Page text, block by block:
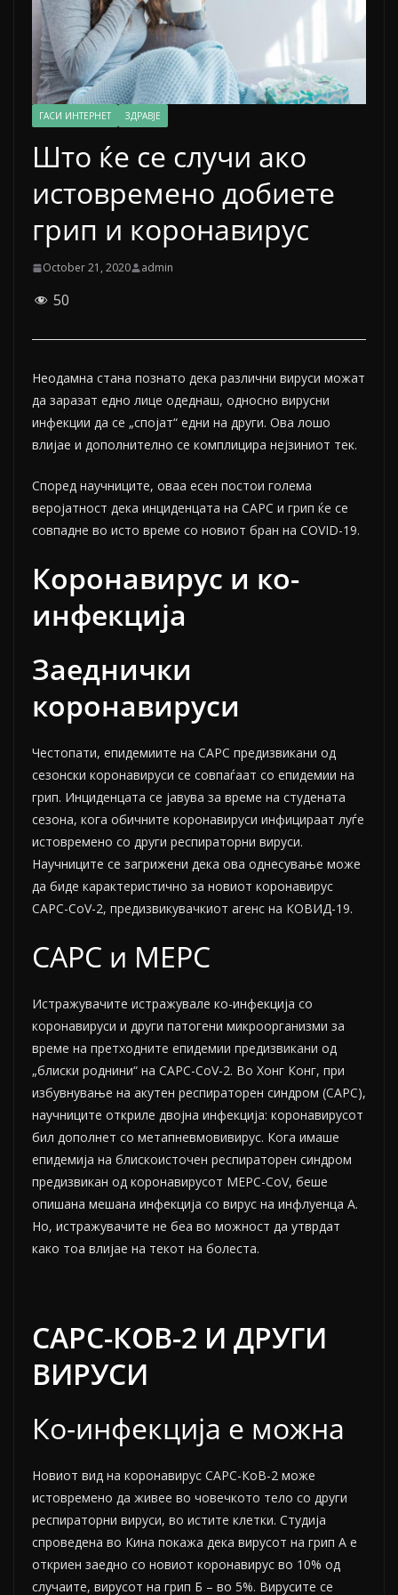
ГАСИ ИНТЕРНЕТ ЗДРАВЈЕ
Што ќе се случи ако
истовремено добиете
грип и коронавирус
October 21, 2020 admin
50
Неодамна стана познато дека различни вируси можат
да заразат едно лице одеднаш, односно вирусни
инфекции да се „спојат“ едни на други. Ова лошо
влијае и дополнително се комплицира нејзиниот тек.
Според научниците, оваа есен постои голема
веројатност дека инциденцата на САРС и грип ќе се
совпадне во исто време со новиот бран на COVID-19.
Коронавирус и ко-
инфекција
Заеднички
коронавируси
Честопати, епидемиите на САРС предизвикани од
сезонски коронавируси се совпаѓаат со епидемии на
грип. Инциденцата се јавува за време на студената
сезона, кога обичните коронавируси инфицираат луѓе
истовремено со други респираторни вируси.
Научниците се загрижени дека ова однесување може
да биде карактеристично за новиот коронавирус
САРС-CoV-2, предизвикувачкиот агенс на КОВИД-19.
САРС и МЕРС
Истражувачите истражувале ко-инфекција со
коронавируси и други патогени микроорганизми за
време на претходните епидемии предизвикани од
„блиски роднини“ на САРС-CoV-2. Во Хонг Конг, при
избувнување на акутен респираторен синдром (САРС),
научниците откриле двојна инфекција: коронавирусот
бил дополнет со метапневмовивирус. Кога имаше
епидемија на блискоисточен респираторен синдром
предизвикан од коронавирусот МЕРС-CoV, беше
опишана мешана инфекција со вирус на инфлуенца А.
Но, истражувачите не беа во можност да утврдат
како тоа влијае на текот на болеста.
САРС-КОВ-2 И ДРУГИ
ВИРУСИ
Ко-инфекција е можна
Новиот вид на коронавирус САРС-КоВ-2 може
истовремено да живее во човечкото тело со други
респираторни вируси, во истите клетки. Студија
спроведена во Кина покажа дека вирусот на грип А е
откриен заедно со новиот коронавирус во 10% од
случаите, вирусот на грип Б – во 5%. Вирусите се